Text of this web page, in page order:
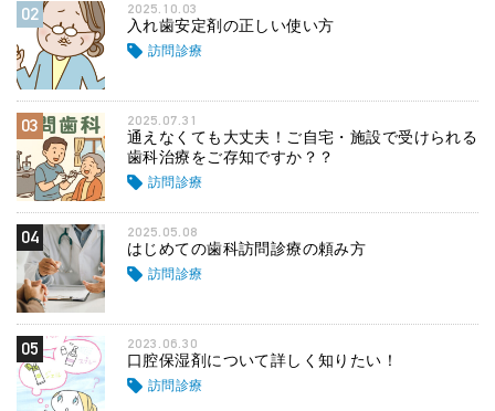
02 2025.10.03
入れ歯安定剤の正しい使い方
訪問診療
03 2025.07.31
通えなくても大丈夫！ご自宅・施設で受けられる
歯科治療をご存知ですか？？
訪問診療
04 2025.05.08
はじめての歯科訪問診療の頼み方
訪問診療
05 2023.06.30
口腔保湿剤について詳しく知りたい！
訪問診療